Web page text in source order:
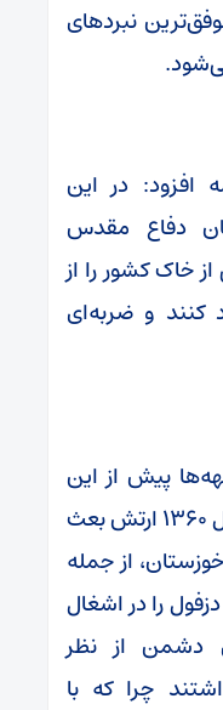
نبردهای
افزود: در این
دفاع مقدس
خاک کشور را از
کنند و ضربه‌ای
پیش از این
عملیات بیان کرد: در اواخر سال ۱۳۶۰ ارتش بعث
از جمله
را در اشغال
دشمن از نظر
چرا که با